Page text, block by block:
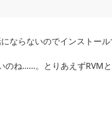
ならないのでインストール
ね……。とりあえずRVMと